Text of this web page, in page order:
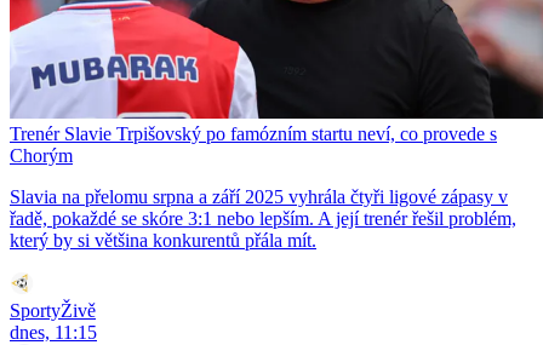
Trenér Slavie Trpišovský po famózním startu neví, co provede s
Chorým
Slavia na přelomu srpna a září 2025 vyhrála čtyři ligové zápasy v
řadě, pokaždé se skóre 3:1 nebo lepším. A její trenér řešil problém,
který by si většina konkurentů přála mít.
SportyŽivě
dnes, 11:15